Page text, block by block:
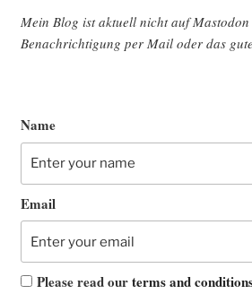
Mein Blog ist aktu­ell nicht auf
Benach­rich­ti­gung per Mail oder das
Name
Email
Please read ourterms and